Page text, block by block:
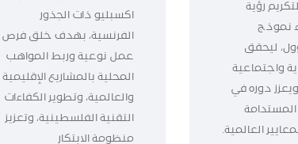
رؤية
نموذج
ليحقق
واجتماعية
ويعزز دوره في
العالمية.
اكسبليو ذات الجذور
الفرنسية، بهدف خلق فرص
عمل نوعية وربط المواهب
المحلية بالمشاريع الإقليمية
والعالمية، وتطوير الكفاءات
التقنية الفلسطينية، وتعزيز
منظومة الابتكار